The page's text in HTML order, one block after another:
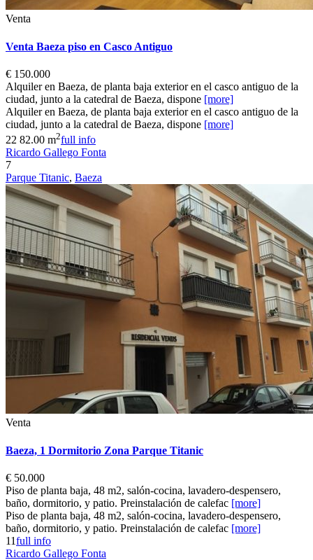
Venta
Venta Baeza piso en Casco Antiguo
€ 150.000
Alquiler en Baeza, de planta baja exterior en el casco antiguo de la
ciudad, junto a la catedral de Baeza, dispone [more]
Alquiler en Baeza, de planta baja exterior en el casco antiguo de la
ciudad, junto a la catedral de Baeza, dispone [more]
22 82.00 m2full info
Ricardo Gallego Fonta
7
Parque Titanic, Baeza
Venta
Baeza, 1 Dormitorio Zona Parque Titanic
€ 50.000
Piso de planta baja, 48 m2, salón-cocina, lavadero-despensero,
baño, dormitorio, y patio. Preinstalación de calefac [more]
Piso de planta baja, 48 m2, salón-cocina, lavadero-despensero,
baño, dormitorio, y patio. Preinstalación de calefac [more]
11full info
Ricardo Gallego Fonta